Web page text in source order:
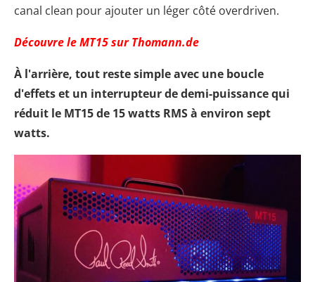
canal clean pour ajouter un léger côté overdriven.
Découvre le MT15 sur Thomann.de
À l'arrière, tout reste simple avec une boucle
d'effets et un interrupteur de demi-puissance qui
réduit le MT15 de 15 watts RMS à environ sept
watts.